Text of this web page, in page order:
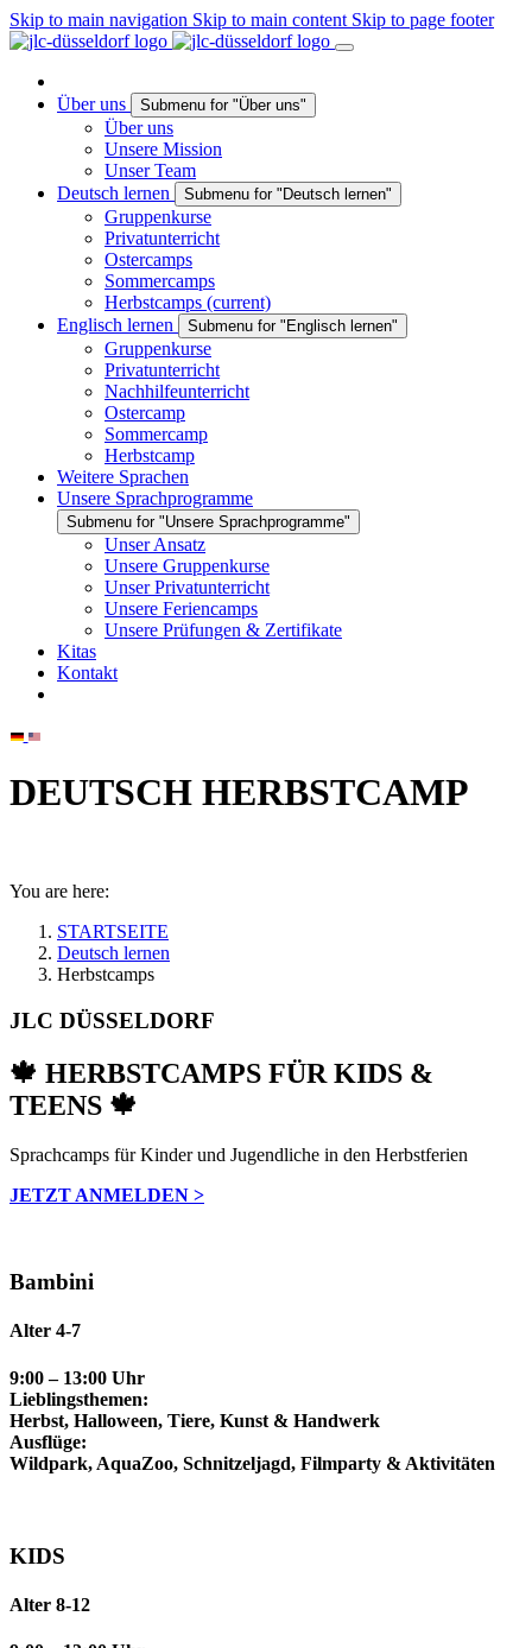
Skip to main navigation Skip to main content Skip to page footer
Über uns Submenu for "Über uns"
Über uns
Unsere Mission
Unser Team
Deutsch lernen
Submenu for "Deutsch lernen"
Gruppenkurse
Privatunterricht
Ostercamps
Sommercamps
Herbstcamps (current)
Englisch lernen
Submenu for "Englisch lernen"
Gruppenkurse
Privatunterricht
Nachhilfeunterricht
Ostercamp
Sommercamp
Herbstcamp
Weitere Sprachen
Unsere Sprachprogramme
Submenu for "Unsere Sprachprogramme"
Unser Ansatz
Unsere Gruppenkurse
Unser Privatunterricht
Unsere Feriencamps
Unsere Prüfungen & Zertifikate
Kitas
Kontakt
DEUTSCH HERBSTCAMP
You are here:
STARTSEITE
Deutsch lernen
Herbstcamps
JLC DÜSSELDORF
🍁 HERBSTCAMPS FÜR KIDS &
TEENS 🍁
Sprachcamps für Kinder und Jugendliche in den Herbstferien
JETZT ANMELDEN >
Bambini
Alter 4-7
9:00 – 13:00 Uhr
Lieblingsthemen:
Herbst, Halloween, Tiere, Kunst & Handwerk
Ausflüge:
Wildpark, AquaZoo, Schnitzeljagd, Filmparty & Aktivitäten
KIDS
Alter 8-12